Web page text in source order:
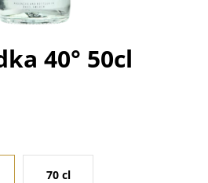
40° 50cl
70 cl